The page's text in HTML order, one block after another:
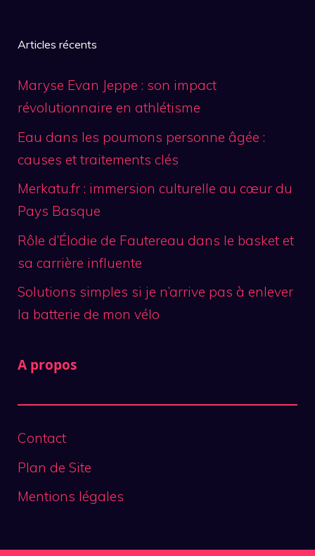
Articles récents
Maryse Evan Jeppe : son impact
révolutionnaire en athlétisme
Eau dans les poumons personne âgée :
causes et traitements clés
Merkatu.fr : immersion culturelle au cœur du
Pays Basque
Rôle d’Élodie de Fautereau dans le basket et
sa carrière influente
Solutions simples si je n’arrive pas à enlever
la batterie de mon vélo
A propos
Contact
Plan de Site
Mentions légales